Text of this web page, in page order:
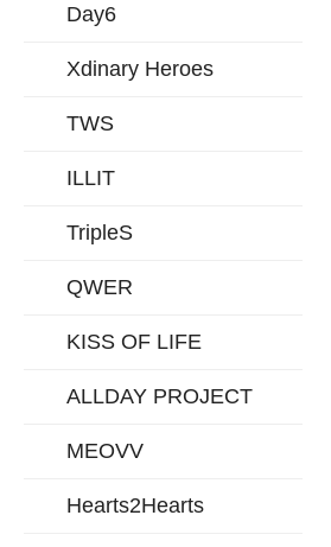
Day6
Xdinary Heroes
TWS
ILLIT
TripleS
QWER
KISS OF LIFE
ALLDAY PROJECT
MEOVV
Hearts2Hearts